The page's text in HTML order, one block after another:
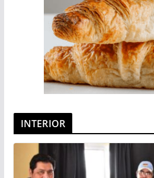
INTERIOR